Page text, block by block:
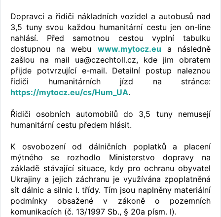
Dopravci a řidiči nákladních vozidel a autobusů nad
3,5 tuny svou každou humanitární cestu jen on-line
nahlásí. Před samotnou cestou vyplní tabulku
dostupnou na webu www.mytocz.eu a následně
zašlou na mail ua@czechtoll.cz, kde jim obratem
přijde potvrzující e-mail. Detailní postup naleznou
řidiči humanitárních jízd na stránce:
https://mytocz.eu/cs/Hum_UA.
Řidiči osobních automobilů do 3,5 tuny nemusejí
humanitární cestu předem hlásit.
K osvobození od dálničních poplatků a placení
mýtného se rozhodlo Ministerstvo dopravy na
základě stávající situace, kdy pro ochranu obyvatel
Ukrajiny a jejich záchranu je využívána zpoplatněná
sít dálnic a silnic I. třídy. Tím jsou naplněny materiální
podmínky obsažené v zákoně o pozemních
komunikacích (č. 13/1997 Sb., § 20a písm. l).